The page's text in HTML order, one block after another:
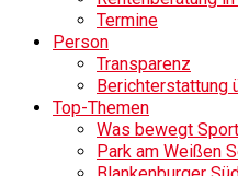
Termine
Person
Transparenz
Berichterstattung
Top-Themen
Was bewegt
Park am Weißen